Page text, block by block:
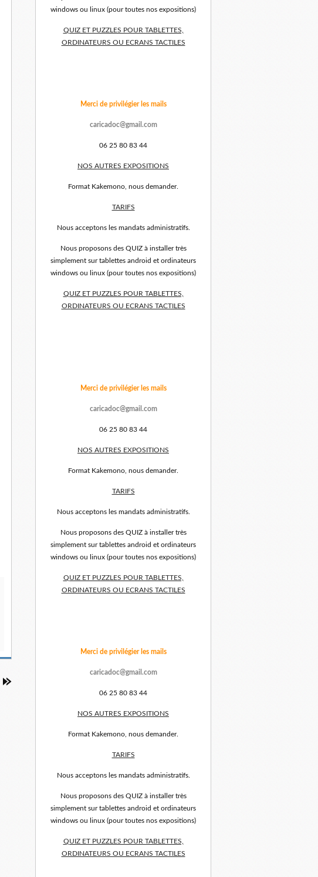
windows ou linux (pour toutes nos expositions)
QUIZ ET PUZZLES POUR TABLETTES,
ORDINATEURS OU ECRANS TACTILES
Merci de privilégier les mails
caricadoc@gmail.com
06 25 80 83 44
NOS AUTRES EXPOSITIONS
Format Kakemono, nous demander.
TARIFS
Nous acceptons les mandats administratifs.
Nous proposons des QUIZ à installer très
simplement sur tablettes android et ordinateurs
windows ou linux (pour toutes nos expositions)
QUIZ ET PUZZLES POUR TABLETTES,
ORDINATEURS OU ECRANS TACTILES
Merci de privilégier les mails
caricadoc@gmail.com
06 25 80 83 44
NOS AUTRES EXPOSITIONS
Format Kakemono, nous demander.
TARIFS
Nous acceptons les mandats administratifs.
Nous proposons des QUIZ à installer très
simplement sur tablettes android et ordinateurs
windows ou linux (pour toutes nos expositions)
QUIZ ET PUZZLES POUR TABLETTES,
ORDINATEURS OU ECRANS TACTILES
Merci de privilégier les mails
caricadoc@gmail.com
06 25 80 83 44
NOS AUTRES EXPOSITIONS
Format Kakemono, nous demander.
TARIFS
Nous acceptons les mandats administratifs.
Nous proposons des QUIZ à installer très
simplement sur tablettes android et ordinateurs
windows ou linux (pour toutes nos expositions)
QUIZ ET PUZZLES POUR TABLETTES,
ORDINATEURS OU ECRANS TACTILES